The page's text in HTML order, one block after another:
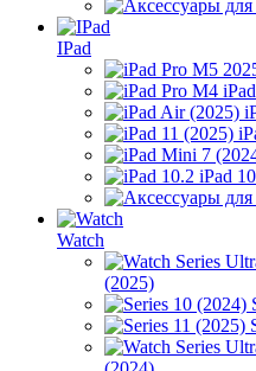
IPad
iPad
Watch
(2025)